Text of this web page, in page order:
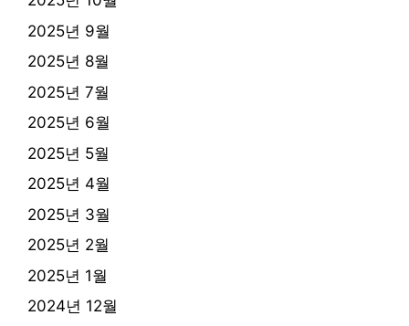
2025년 9월
2025년 8월
2025년 7월
2025년 6월
2025년 5월
2025년 4월
2025년 3월
2025년 2월
2025년 1월
2024년 12월